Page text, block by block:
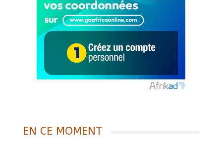
EN CE MOMENT